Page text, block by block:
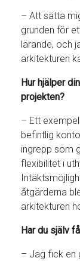
– Att sätta
grunden för
lärande, och
arkitekturen
Hur hjälper
projekten?
– Ett
befintlig
ingrepp som
flexibilitet i
åtgärderna
arkitekturen
Har du själv
– Jag fick en